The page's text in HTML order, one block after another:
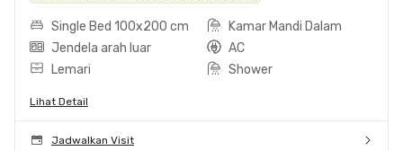
Single Bed 100x200 cm
Kamar Mandi Dalam
Jendela arah luar
AC
Lemari
Shower
Lihat Detail
Jadwalkan Visit